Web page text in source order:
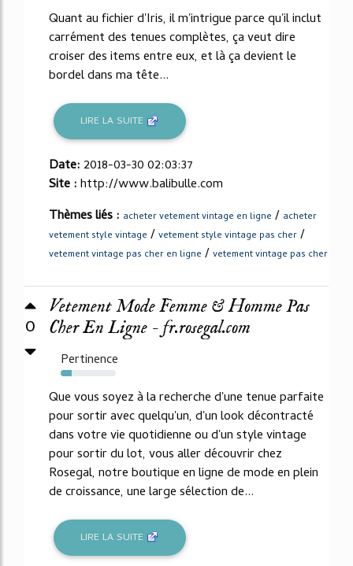
Quant au fichier d'Iris, il m'intrigue parce qu'il inclut
carrément des tenues complètes, ça veut dire
croiser des items entre eux, et là ça devient le
bordel dans ma tête...
LIRE LA SUITE
Date: 2018-03-30 02:03:37
Site :http://www.balibulle.com
Thèmes liés : acheter vetement vintage en ligne / acheter
vetement style vintage / vetement style vintage pas cher /
vetement vintage pas cher en ligne / vetement vintage pas cher
0
Vetement Mode Femme & Homme Pas
Cher En Ligne - fr.rosegal.com
Pertinence
20%
Que vous soyez à la recherche d'une tenue parfaite
pour sortir avec quelqu'un, d'un look décontracté
dans votre vie quotidienne ou d'un style vintage
pour sortir du lot, vous aller découvrir chez
Rosegal, notre boutique en ligne de mode en plein
de croissance, une large sélection de...
LIRE LA SUITE